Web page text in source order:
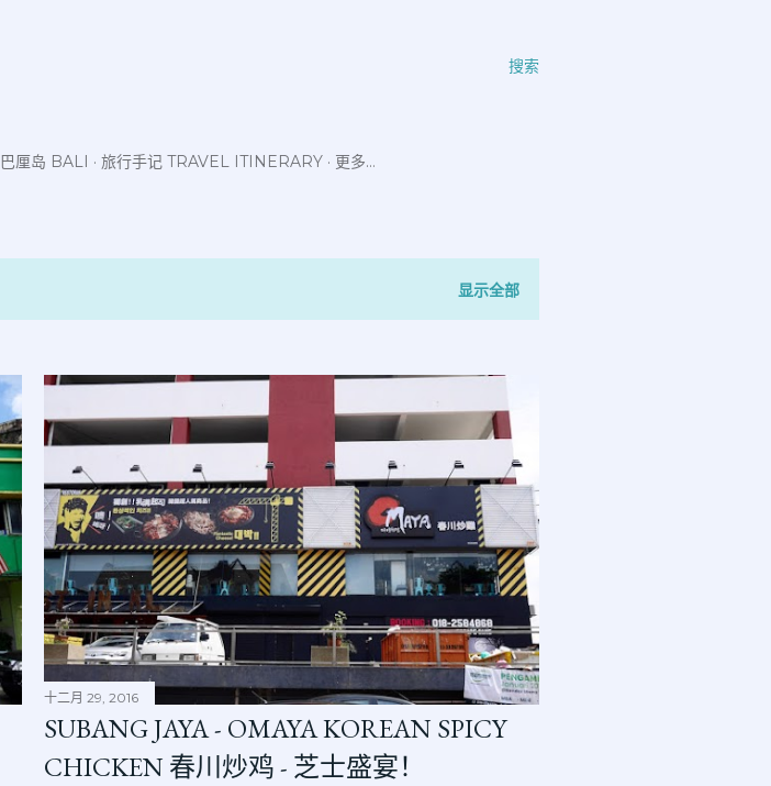
搜索
巴厘岛 BALI 旅行手记 TRAVEL ITINERARY 更多…
显示全部
十二月 29, 2016
SUBANG JAYA - OMAYA KOREAN SPICY
CHICKEN 春川炒鸡 - 芝士盛宴！